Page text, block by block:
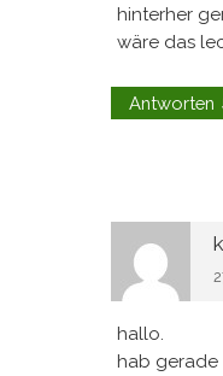
hinterher
wäre das
Antworten
hallo.
hab gerade